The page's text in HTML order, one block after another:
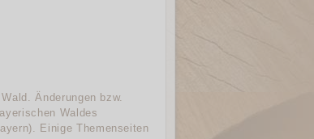
Änderungen bzw.
Waldes
Einige Themenseiten